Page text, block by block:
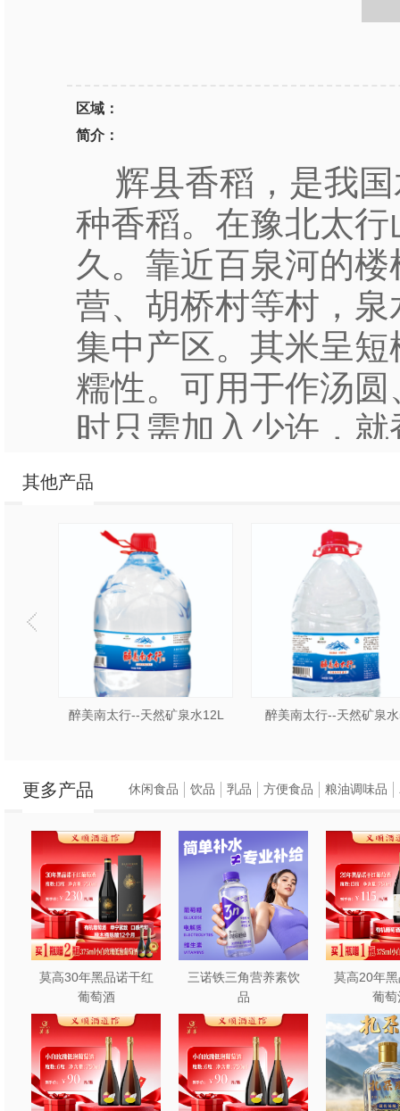
区域：
简介：
辉县香稻，是我国
种香稻。在豫北太
久。靠近百泉河的
营、胡桥村等村，
集中产区。其米呈
糯性。可用于作汤
时只需加入少许，就
香”
久以前的一个秋天
空，一只被击伤的
精心治愈，重返蓝
来，交给这一农民
赞叹不已，起名叫香
其他产品
醉美南太行--天然矿泉水12L 醉美南太行--天然矿泉
更多产品
莫高30年黑品诺干红
葡萄酒
三诺铁三角营养素饮
品
莫高20年
葡萄
休闲食品 饮品 乳品 方便食品 粮油调味品